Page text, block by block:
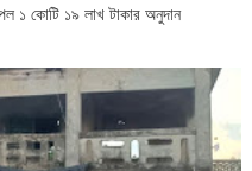
১ কোটি ১৯ লাখ টাকার অনুদান